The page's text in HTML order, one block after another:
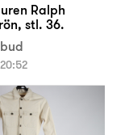
Ralph
stl. 36.